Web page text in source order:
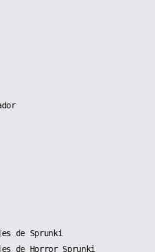
de Sprunki
de Horror Sprunki